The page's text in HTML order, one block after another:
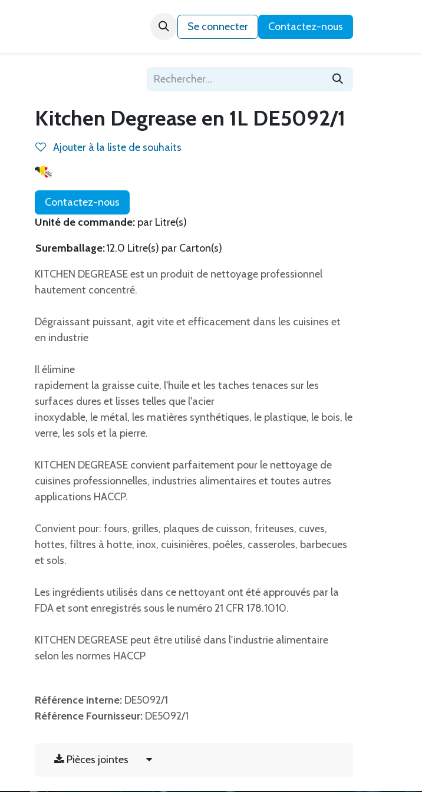
Qui sommes-nous ?
Se connecter Contactez-nous
Kitchen Degrease en 1L DE5092/1
Ajouter à la liste de souhaits
Contactez-nous
Unité de commande: par Litre(s)
Suremballage:12.0 Litre(s) par Carton(s)
KITCHEN DEGREASE est un produit de nettoyage professionnel
hautement concentré.
Dégraissant puissant, agit vite et efficacement dans les cuisines et
en industrie
Il élimine
rapidement la graisse cuite, l'huile et les taches tenaces sur les
surfaces dures et lisses telles que l'acier
inoxydable, le métal, les matières synthétiques, le plastique, le bois, le
verre, les sols et la pierre.
KITCHEN DEGREASE convient parfaitement pour le nettoyage de
cuisines professionnelles, industries alimentaires et toutes autres
applications HACCP.
Convient pour: fours, grilles, plaques de cuisson, friteuses, cuves,
hottes, filtres à hotte, inox, cuisinières, poêles, casseroles, barbecues
et sols.
Les ingrédients utilisés dans ce nettoyant ont été approuvés par la
FDA et sont enregistrés sous le numéro 21 CFR 178.1010.
KITCHEN DEGREASE peut être utilisé dans l'industrie alimentaire
selon les normes HACCP
Référence interne: DE5092/1
Référence Fournisseur: DE5092/1
Pièces jointes